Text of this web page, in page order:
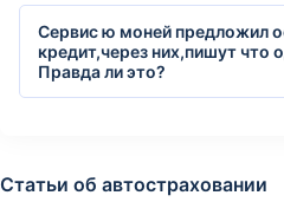
Сервис ю моней предложил
кредит,через них,пишут что
Правда ли это?
Статьи об автостраховании